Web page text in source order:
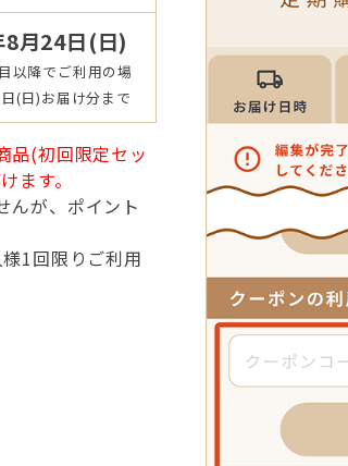
月24日(日)
以降でご利用の場
(日)お届け分まで
品(初回限定セッ
ます。
んが、ポイント
1回限りご利用